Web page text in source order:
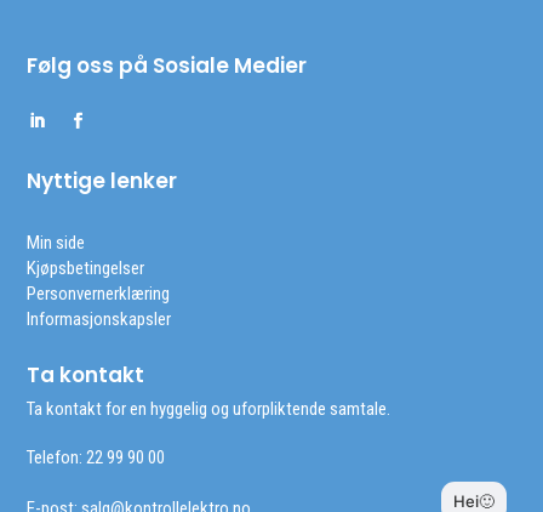
Følg oss på Sosiale Medier
Nyttige lenker
Min side
Kjøpsbetingelser
Personvernerklæring
Informasjonskapsler
Ta kontakt
Ta kontakt for en hyggelig og uforpliktende samtale.
Telefon: 22 99 90 00